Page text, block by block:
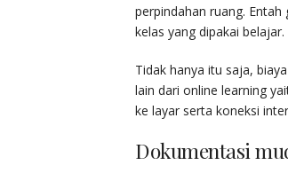
perpindahan ruang.
kelas yang dipakai belajar.
Tidak hanya itu saja,
lain dari online learning
ke layar serta koneksi
Dokumentasi